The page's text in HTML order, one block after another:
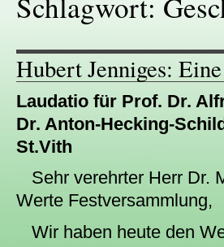
Hubert Jenniges:
Laudatio für Prof. Dr.
Dr. Anton-Hecking-
St.Vith
Sehr verehrter Herr Dr.
Werte Festversammlung,
Wir haben heute den